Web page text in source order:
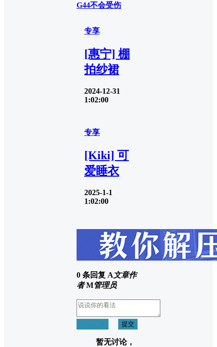
G44不会受伤
专享
[惠宁] 棚
拍纱裙
2024-12-31
1:02:00
专享
[Kiki] 可
爱睡衣
2025-1-1
1:02:00
0 条回复 A文章作
者 M管理员
提交
暂无讨论，